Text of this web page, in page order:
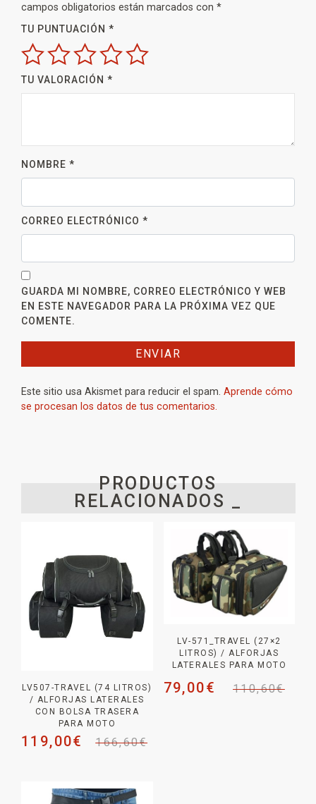
campos obligatorios están marcados con *
TU PUNTUACIÓN *
TU VALORACIÓN *
NOMBRE *
CORREO ELECTRÓNICO *
GUARDA MI NOMBRE, CORREO ELECTRÓNICO Y WEB
EN ESTE NAVEGADOR PARA LA PRÓXIMA VEZ QUE
COMENTE.
Este sitio usa Akismet para reducir el spam. Aprende cómo
se procesan los datos de tus comentarios.
PRODUCTOS
RELACIONADOS _
LV507-TRAVEL (74 LITROS)
/ ALFORJAS LATERALES
CON BOLSA TRASERA
PARA MOTO
166,60€
119,00€
LV-571_TRAVEL (27×2
LITROS) / ALFORJAS
LATERALES PARA MOTO
110,60€
79,00€